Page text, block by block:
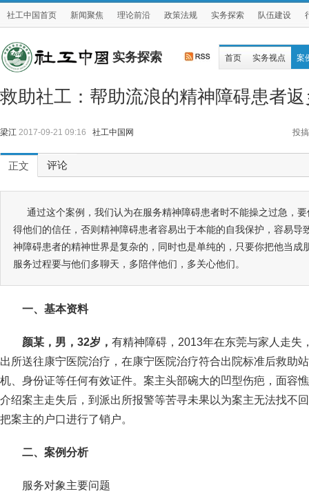
社工中国首页 新闻聚焦 理论前沿 政策法规 实务探索 队伍建设
实务探索 首页 实务视点 案
救助社工：帮助流浪的精神障碍患者
梁江 2017-09-21 09:16 社工中国网 投搞
正文 评论
通过这个案例，我们认为在服务精神障碍患者时不能操之过急，
得他们的信任，否则精神障碍患者容易出于本能的自我保护，容易导
神障碍患者的精神世界是复杂的，同时也是单纯的，只要你把他当成
服务过程要与他们多聊天，多陪伴他们，多关心他们。
一、基本资料
颜某，男，32岁， 有精神障碍，2013年在东莞与家人走失
出所送往康宁医院治疗，在康宁医院治疗符合出院标准后救助
机、身份证等任何有效证件。案主头部碗大的凹型伤疤，面容
介绍案主走失后，到派出所报警等苦寻未果以为案主无法找不
把案主的户口进行了销户。
二、案例分析
服务对象主要问题